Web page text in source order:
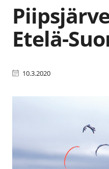
Etelä-
10.3.2020